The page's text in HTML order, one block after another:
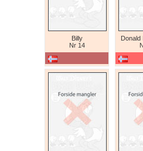
Billy
Nr 14
Donald